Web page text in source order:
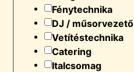
Fénytechnika
DJ / műsorvezető
Vetítéstechnika
Catering
Italcsomag